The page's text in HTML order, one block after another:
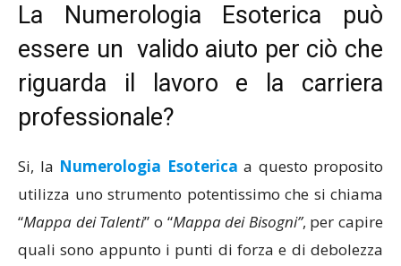
La Numerologia Esoterica può
essere un valido aiuto per ciò che
riguarda il lavoro e la carriera
professionale?
Si, la Numerologia Esoterica a questo proposito
utilizza uno strumento potentissimo che si chiama
“Mappa dei Talenti” o “Mappa dei Bisogni”, per capire
quali sono appunto i punti di forza e di debolezza